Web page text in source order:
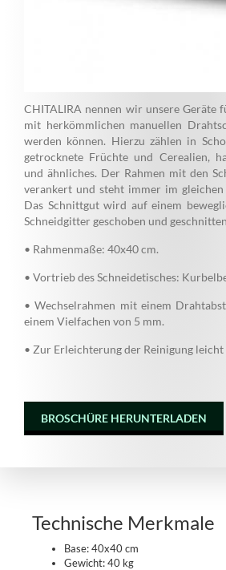
CHITALIRA nennen wir unsere Geräte
mit herkömmlichen manuellen
werden können. Hierzu zählen in
getrocknete Früchte und Cerealien,
und ähnliches. Der Rahmen mit den
verankert und steht immer im
Das Schnittgut wird auf einem
Schneidgitter geschoben und
• Rahmenmaße: 40x40 cm.
• Vortrieb des Schneidetisches:
• Wechselrahmen mit einem
einem Vielfachen von 5 mm.
• Zur Erleichterung der Reinigung leicht
BROSCHÜRE HERUNTERLADEN
Technische Merkmale
Base: 40x40 cm
Gewicht: 40 kg